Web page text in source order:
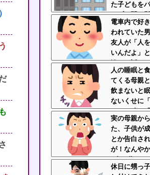
た子どもを
イブし間一
ひら返しと
ったｗｗ
電車内で好
われていた
友人が「人
いんだよ」
淡々と話し
ろ
人の睡眠と
てくる母親
飲まないと
ないくせに
くない時に
こい無神経
実の母親か
た、子供が
とか告白さ
が！なんや
4人も作って
に言う話か
休日に甥っ